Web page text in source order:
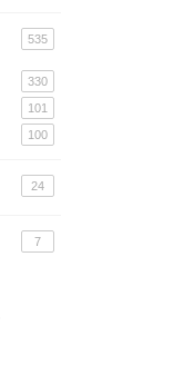
535
330
101
100
24
7